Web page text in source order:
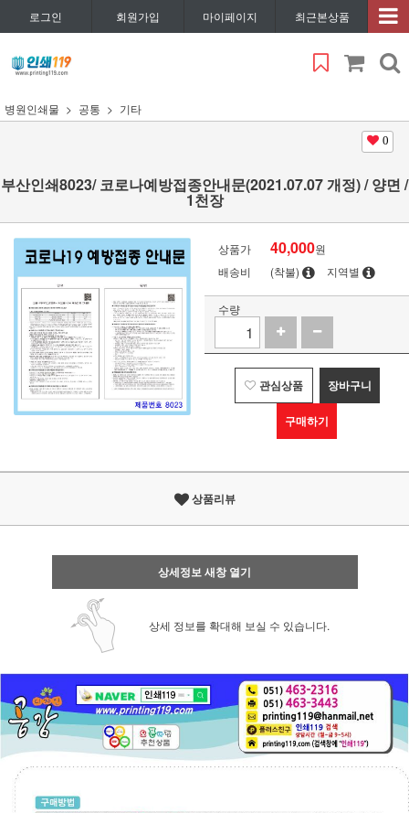
로그인 회원가입 마이페이지 최근본상품
병원인쇄물 공통 기타
0
부산인쇄8023/ 코로나예방접종안내문(2021.07.07 개정) / 양면 /
1천장
상품가 40,000원
배송비
(착불) 지역별
수량
관심상품 장바구니
구매하기
상품리뷰
상세정보 새창 열기
상세 정보를 확대해 보실 수 있습니다.